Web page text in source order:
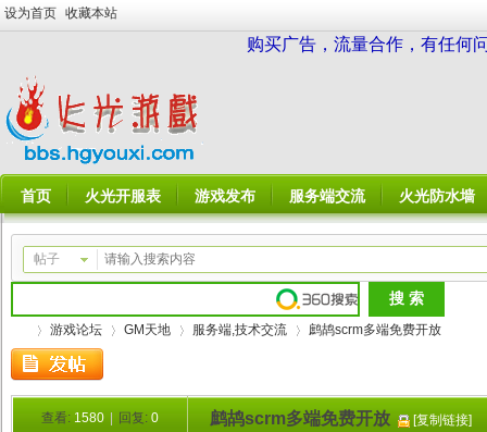
设为首页 收藏本站
购买广告，流量合作，有任何
首页 火光开服表 游戏发布 服务端交流 火光防水墙
帖子
游戏论坛
›
GM天地 服务端,技术交流
›
鹧鸪scrm多端免费开放
查看: 1580 回复: 0 鹧鸪scrm多端免费开放 [复制链接]